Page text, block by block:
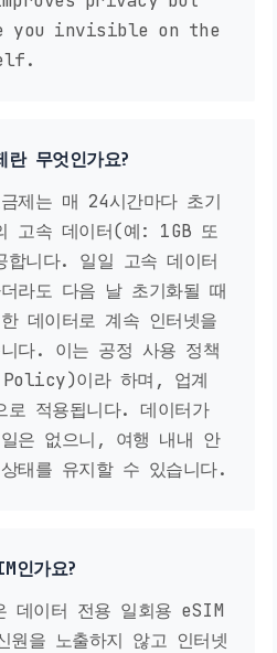
you invisible on the
무엇인가요?
제는 매 24시간마다 초기
고속 데이터(예: 1GB 또
합니다. 일일 고속 데이터
라도 다음 날 초기화될 때
데이터로 계속 인터넷을
다. 이는 공정 사용 정책
이라 하며, 업계
로 적용됩니다. 데이터가
은 없으니, 여행 내내 안
태를 유지할 수 있습니다.
인가요?
이터 전용 일회용 eSIM
원을 노출하지 않고 인터넷